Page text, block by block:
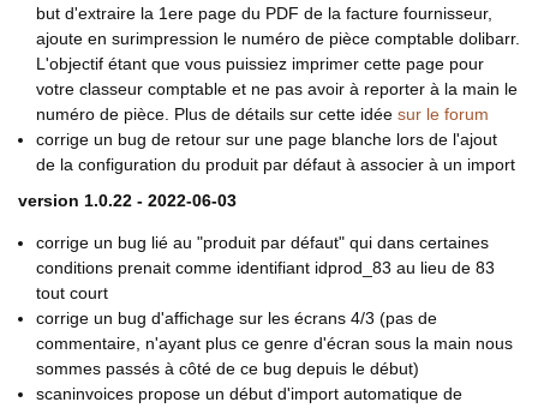
but d'extraire la 1ere page du PDF de la facture fournisseur,
ajoute en surimpression le numéro de pièce comptable dolibarr.
L'objectif étant que vous puissiez imprimer cette page pour
votre classeur comptable et ne pas avoir à reporter à la main le
numéro de pièce. Plus de détails sur cette idée sur le forum
corrige un bug de retour sur une page blanche lors de l'ajout
de la configuration du produit par défaut à associer à un import
version 1.0.22 - 2022-06-03
corrige un bug lié au "produit par défaut" qui dans certaines
conditions prenait comme identifiant idprod_83 au lieu de 83
tout court
corrige un bug d'affichage sur les écrans 4/3 (pas de
commentaire, n'ayant plus ce genre d'écran sous la main nous
sommes passés à côté de ce bug depuis le début)
scaninvoices propose un début d'import automatique de